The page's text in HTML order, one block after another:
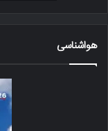
هواشناسی